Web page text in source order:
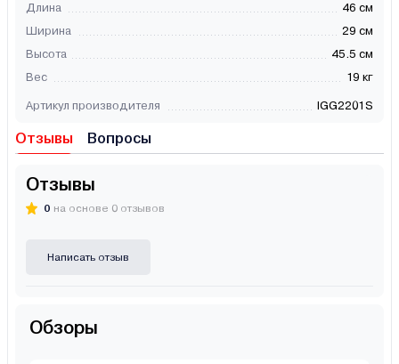
Длина
46 см
Ширина
29 см
Высота
45.5 см
Вес
19 кг
Артикул производителя IGG2201S
Отзывы Вопросы
Отзывы
0 на основе 0 отзывов
Написать отзыв
Обзоры